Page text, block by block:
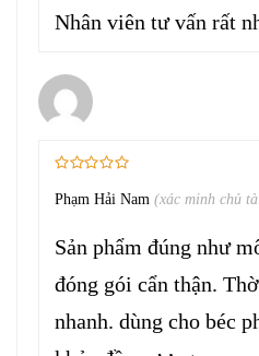
Nhân viên tư vấn rất
Phạm Hải Nam (xác minh chủ
Sản phẩm đúng như
đóng gói cẩn thận.
nhanh. dùng cho béc